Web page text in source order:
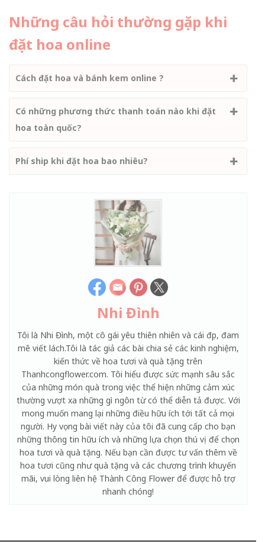
Những câu hỏi thường gặp khi
đặt hoa online
Cách đặt hoa và bánh kem online ?
Có những phương thức thanh toán nào khi đặt
hoa toàn quốc?
Phí ship khi đặt hoa bao nhiêu?
Nhi Đình
Tôi là Nhi Đình, một cô gái yêu thiên nhiên và cái đẹp, đam
mê viết lách.Tôi là tác giả các bài chia sẻ các kinh nghiệm,
kiến thức về hoa tươi và quà tặng trên
Thanhcongflower.com. Tôi hiểu được sức mạnh sâu sắc
của những món quà trong việc thể hiện những cảm xúc
thường vượt xa những gì ngôn từ có thể diễn tả được. Với
mong muốn mang lại những điều hữu ích tới tất cả mọi
người. Hy vọng bài viết này của tôi đã cung cấp cho bạn
những thông tin hữu ích và những lựa chọn thú vị để chọn
hoa tươi và quà tặng. Nếu bạn cần được tư vấn thêm về
hoa tươi cũng như quà tặng và các chương trình khuyến
mãi, vui lòng liên hệ Thành Công Flower để được hỗ trợ
nhanh chóng!